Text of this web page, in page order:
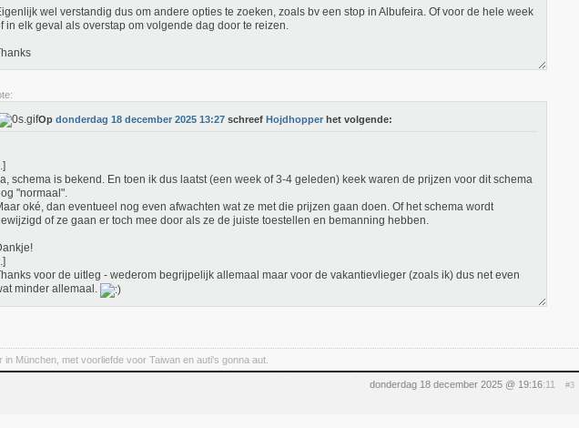
wel verstandig dus om andere opties te zoeken, zoals bv een stop in Albufeira. Of voor de hele week
in elk geval als overstap om volgende dag door te reizen.
Op donderdag 18 december 2025 13:27 schreef Hojdhopper het volgende:
schema is bekend. En toen ik dus laatst (een week of 3-4 geleden) keek waren de prijzen voor dit schema
"normaal".
oké, dan eventueel nog even afwachten wat ze met die prijzen gaan doen. Of het schema wordt
of ze gaan er toch mee door als ze de juiste toestellen en bemanning hebben.
voor de uitleg - wederom begrijpelijk allemaal maar voor de vakantievlieger (zoals ik) dus net even
minder allemaal.
in München, met voorliefde voor Taiwan en auti's gonna aut.
donderdag 18 december 2025 @ 19:16:11 #3